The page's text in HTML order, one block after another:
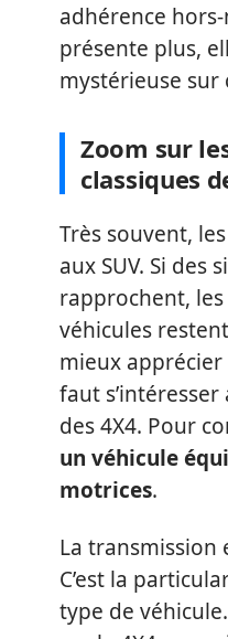
adhérence
présente plus,
mystérieuse sur
Zoom sur
classiques
Très souvent,
aux SUV. Si des
rapprochent,
véhicules
mieux
faut
des 4X4. Pour
un véhicule
motrices.
La transmission
C’est la
type de